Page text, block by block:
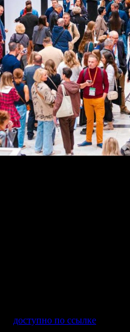
доступно по ссылке